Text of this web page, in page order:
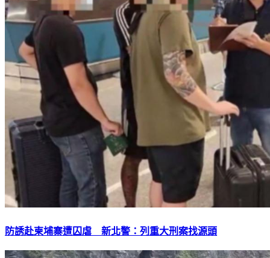
防誘赴柬埔寨遭囚虐 新北警：列重大刑案找源頭